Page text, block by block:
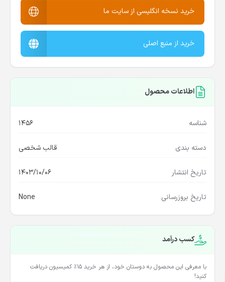
خرید نسخه انگلیسی از سایت ما
خرید از منبع اصلی
اطلاعات محصول
شناسه 1456
دسته بندی قالب شخصی
تاریخ انتشار 1403/10/06
تاریخ بروزرسانی None
کسب درآمد
با معرفی این محصول به دوستان خود، از هر خرید ۱۵٪ کمیسیون دریافت
کنید!